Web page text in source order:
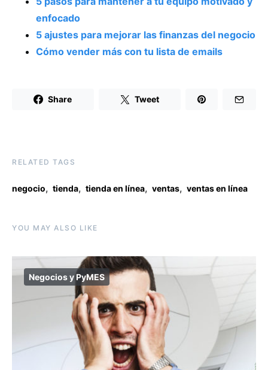
enfocado
5 ajustes para mejorar las finanzas del negocio
Cómo vender más con tu lista de emails
Share Tweet
RELATED TAGS
negocio, tienda, tienda en línea, ventas, ventas en línea
YOU MAY ALSO LIKE
Negocios y PyMES